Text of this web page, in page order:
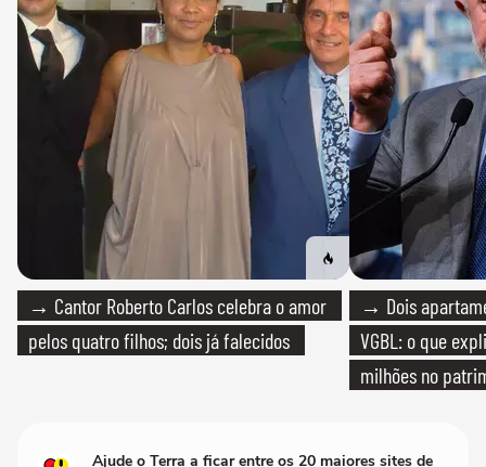
→ Cantor Roberto Carlos celebra o amor
pelos quatro filhos; dois já falecidos
→ Dois
VGBL: o que
milhões no
Ajude o Terra a ficar entre os 20 maiores sites de